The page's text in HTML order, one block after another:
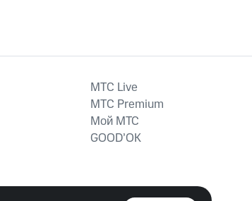
MTС Live
MTС Premium
Мой МТС
GOOD’OK